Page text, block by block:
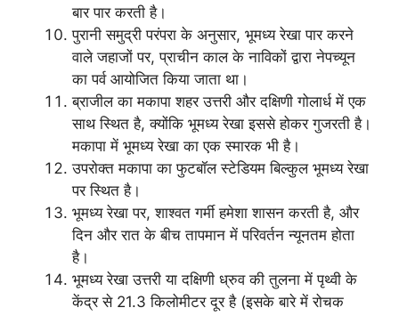
बार पार करती है।
पुरानी समुद्री परंपरा के अनुसार, भूमध्य रेखा पार करने
वाले जहाजों पर, प्राचीन काल के नाविकों द्वारा नेपच्यून
का पर्व आयोजित किया जाता था।
ब्राजील का मकापा शहर उत्तरी और दक्षिणी गोलार्ध में एक
साथ स्थित है, क्योंकि भूमध्य रेखा इससे होकर गुजरती है।
मकापा में भूमध्य रेखा का एक स्मारक भी है।
उपरोक्त मकापा का फुटबॉल स्टेडियम बिल्कुल भूमध्य रेखा
पर स्थित है।
भूमध्य रेखा पर, शाश्वत गर्मी हमेशा शासन करती है, और
दिन और रात के बीच तापमान में परिवर्तन न्यूनतम होता
है।
भूमध्य रेखा उत्तरी या दक्षिणी ध्रुव की तुलना में पृथ्वी के
केंद्र से 21.3 किलोमीटर दूर है (इसके बारे में रोचक